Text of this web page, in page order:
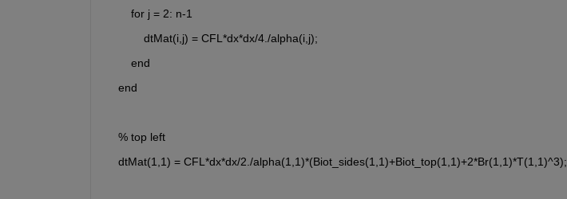
        for j = 2: n-1
            dtMat(i,j) = CFL*dx*dx/4./alpha(i,j);
        end
    end
    % top left
    dtMat(1,1) = CFL*dx*dx/2./alpha(1,1)*(Biot_sides(1,1)+Biot_top(1,1)+2*Br(1,1)*T(1,1)^3);